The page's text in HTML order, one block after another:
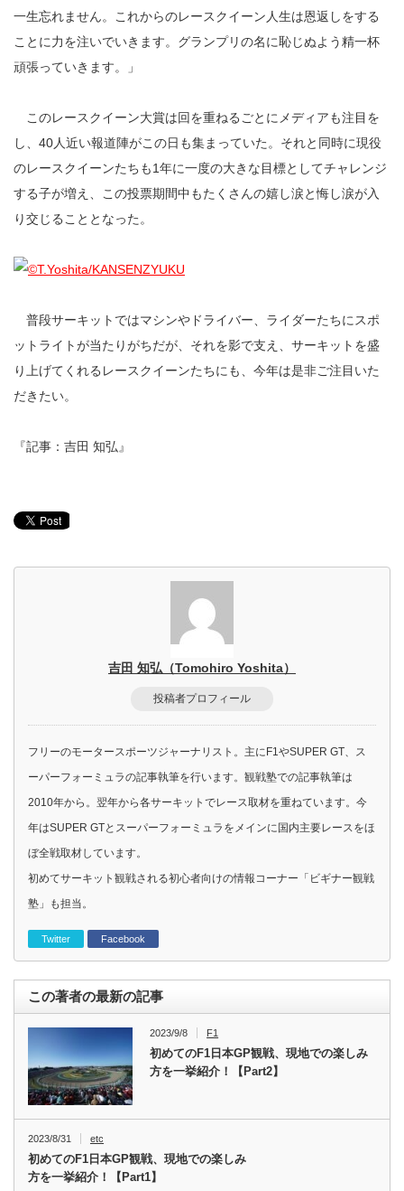
一生忘れません。これからのレースクイーン人生は恩返しをする
ことに力を注いでいきます。グランプリの名に恥じぬよう精一杯
頑張っていきます。」
このレースクイーン大賞は回を重ねるごとにメディアも注目を
し、40人近い報道陣がこの日も集まっていた。それと同時に現役
のレースクイーンたちも1年に一度の大きな目標としてチャレンジ
する子が増え、この投票期間中もたくさんの嬉し涙と悔し涙が入
り交じることとなった。
普段サーキットではマシンやドライバー、ライダーたちにスポ
ットライトが当たりがちだが、それを影で支え、サーキットを盛
り上げてくれるレースクイーンたちにも、今年は是非ご注目いた
だきたい。
『記事：吉田 知弘』
吉田 知弘（Tomohiro Yoshita）
投稿者プロフィール
フリーのモータースポーツジャーナリスト。主にF1やSUPER GT、ス
ーパーフォーミュラの記事執筆を行います。観戦塾での記事執筆は
2010年から。翌年から各サーキットでレース取材を重ねています。今
年はSUPER GTとスーパーフォーミュラをメインに国内主要レースをほ
ぼ全戦取材しています。
初めてサーキット観戦される初心者向けの情報コーナー「ビギナー観戦
塾」も担当。
Twitter Facebook
この著者の最新の記事
2023/9/8 F1
初めてのF1日本GP観戦、現地での楽しみ
方を一挙紹介！【Part2】
2023/8/31 etc
初めてのF1日本GP観戦、現地での楽しみ
方を一挙紹介！【Part1】